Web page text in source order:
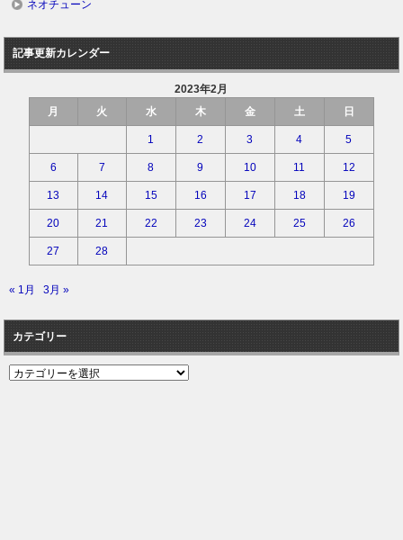
ネオチューン
記事更新カレンダー
2023年2月
月
火 水 木 金 土 日
1 2 3 4 5
6 7 8 9 10 11 12
13 14 15 16 17 18 19
20 21 22 23 24 25 26
27 28
« 1月 3月 »
カテゴリー
カ